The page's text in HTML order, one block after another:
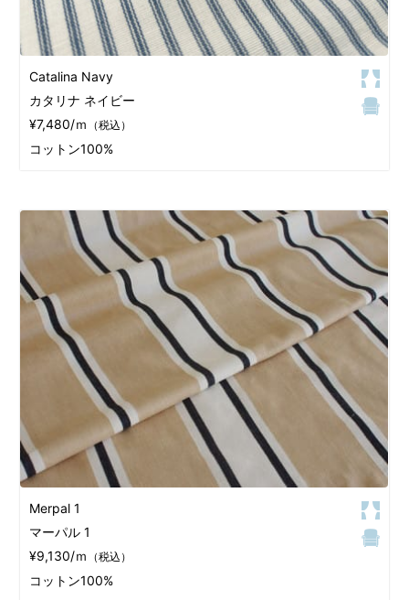
Catalina Navy
カタリナ ネイビー
¥7,480/ｍ （税込）
コットン100%
Merpal 1
マーパル 1
¥9,130/ｍ （税込）
コットン100%